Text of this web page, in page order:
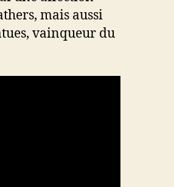
mais aussi
vainqueur du